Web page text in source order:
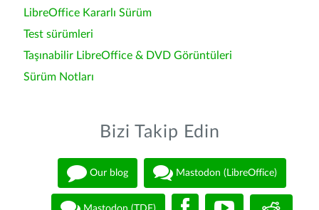
LibreOffice Kararlı Sürüm
Test sürümleri
Taşınabilir LibreOffice & DVD Görüntüleri
Sürüm Notları
Bizi Takip Edin
Our blog Mastodon (LibreOffice)